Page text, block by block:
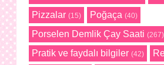
Pizzalar (15) Poğaça (40)
Porselen Demlik Çay Saati (267)
Pratik ve faydalı bilgiler (42)